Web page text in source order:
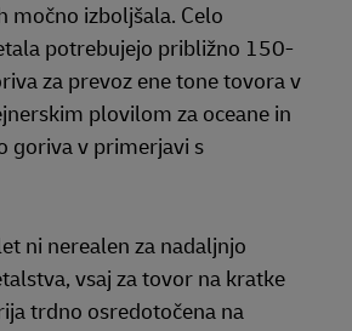
močno izboljšala. Celo
potrebujejo približno 150-
za prevoz ene tone tovora v
plovilom za oceane in
goriva v primerjavi s
ni nerealen za nadaljnjo
vsaj za tovor na kratke
trdno osredotočena na